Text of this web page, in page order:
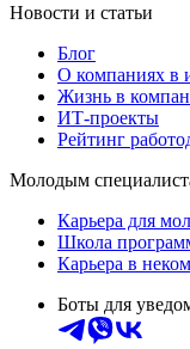
Новости и статьи
Блог
О компаниях в
Жизнь в
ИТ-проекты
Рейтинг
Молодым
Карьера для
Школа
Карьера в
Боты для